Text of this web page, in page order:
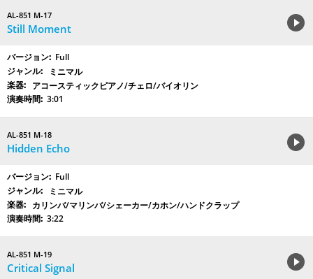
AL-851 M-17
Still Moment
Full
ミニマル
アコースティックピアノ/チェロ/バイオリン
3:01
AL-851 M-18
Hidden Echo
Full
ミニマル
カリンバ/マリンバ/シェーカー/カホン/ハンドクラップ
3:22
AL-851 M-19
Critical Signal